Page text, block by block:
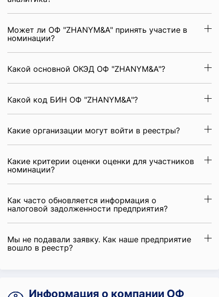
Может ли ОФ "ZHANYM&A" принять участие в
номинации?
Какой основной ОКЭД ОФ "ZHANYM&A"?
Какой код БИН ОФ "ZHANYM&A"?
Какие организации могут войти в реестры?
Какие критерии оценки оценки для участников
номинации?
Как часто обновляется информация о
налоговой задолженности предприятия?
Мы не подавали заявку. Как наше предприятие
вошло в реестр?
Информация о компании ОФ